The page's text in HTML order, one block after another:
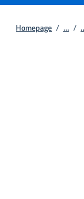
Homepage / ... /